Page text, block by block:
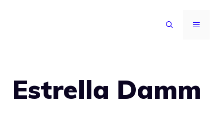
MENU
Estrella Damm